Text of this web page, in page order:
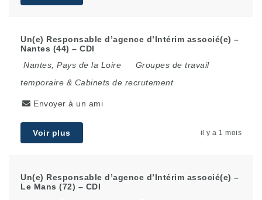
Un(e) Responsable d’agence d’Intérim associé(e) –
Nantes (44) – CDI
Nantes Pays de la Loire
Groupes de travail
temporaire & Cabinets de recrutement
Envoyer à un ami
Voir plus il y a 1 mois
Un(e) Responsable d’agence d’Intérim associé(e) –
Le Mans (72) – CDI